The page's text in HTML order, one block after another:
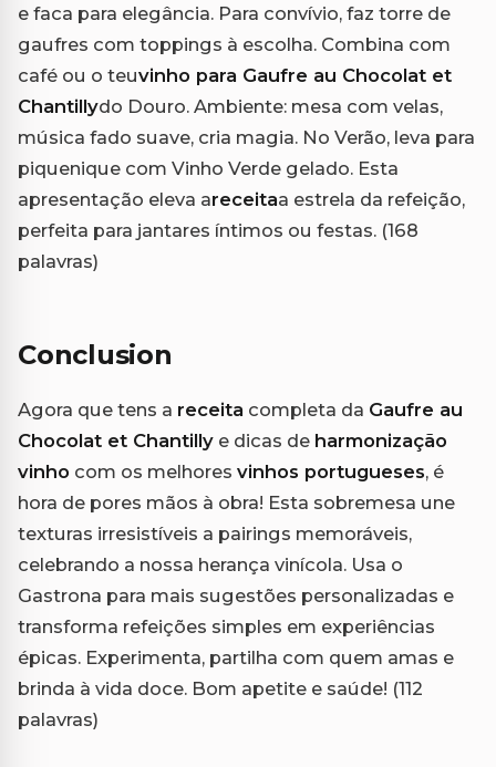
e faca para elegância. Para convívio, faz torre de
gaufres com toppings à escolha. Combina com
café ou o teuvinho para Gaufre au Chocolat et
Chantillydo Douro. Ambiente: mesa com velas,
música fado suave, cria magia. No Verão, leva para
piquenique com Vinho Verde gelado. Esta
apresentação eleva areceitaa estrela da refeição,
perfeita para jantares íntimos ou festas. (168
palavras)
Conclusion
Agora que tens a receita completa da Gaufre au
Chocolat et Chantilly e dicas de harmonização
vinho com os melhores vinhos portugueses, é
hora de pores mãos à obra! Esta sobremesa une
texturas irresistíveis a pairings memoráveis,
celebrando a nossa herança vinícola. Usa o
Gastrona para mais sugestões personalizadas e
transforma refeições simples em experiências
épicas. Experimenta, partilha com quem amas e
brinda à vida doce. Bom apetite e saúde! (112
palavras)